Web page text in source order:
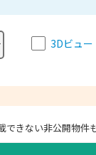
3Dビュー
できない非公開物件